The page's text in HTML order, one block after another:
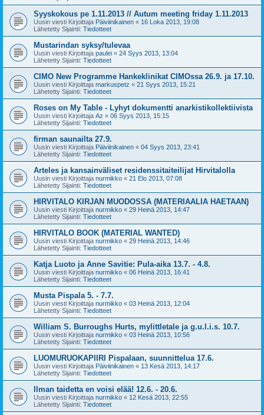
Syyskokous pe 1.11.2013 // Autum meeting friday 1.11.2013
Uusin viesti Kirjoittaja Päiviinikainen « 16 Loka 2013, 19:08
Lähetetty Sijainti: Tiedotteet
Mustarindan syksy/tulevaa
Uusin viesti Kirjoittaja paulei « 24 Syys 2013, 13:04
Lähetetty Sijainti: Tiedotteet
CIMO New Programme Hankeklinikat CIMOssa 26.9. ja 17.10.
Uusin viesti Kirjoittaja markuspetz « 21 Syys 2013, 15:21
Lähetetty Sijainti: Tiedotteet
Roses on My Table - Lyhyt dokumentti anarkistikollektiivista
Uusin viesti Kirjoittaja Az « 06 Syys 2013, 15:15
Lähetetty Sijainti: Tiedotteet
firman saunailta 27.9.
Uusin viesti Kirjoittaja Päiviinikainen « 04 Syys 2013, 23:41
Lähetetty Sijainti: Tiedotteet
Arteles ja kansainväliset residenssitaiteilijat Hirvitalolla
Uusin viesti Kirjoittaja nurmikko « 21 Elo 2013, 07:08
Lähetetty Sijainti: Tiedotteet
HIRVITALO KIRJAN MUODOSSA (MATERIAALIA HAETAAN)
Uusin viesti Kirjoittaja nurmikko « 29 Heinä 2013, 14:47
Lähetetty Sijainti: Tiedotteet
HIRVITALO BOOK (MATERIAL WANTED)
Uusin viesti Kirjoittaja nurmikko « 29 Heinä 2013, 14:46
Lähetetty Sijainti: Tiedotteet
Katja Luoto ja Anne Savitie: Pula-aika 13.7. - 4.8.
Uusin viesti Kirjoittaja nurmikko « 06 Heinä 2013, 16:41
Lähetetty Sijainti: Tiedotteet
Musta Pispala 5. - 7.7.
Uusin viesti Kirjoittaja nurmikko « 03 Heinä 2013, 12:04
Lähetetty Sijainti: Tiedotteet
William S. Burroughs Hurts, mylittletale ja g.u.l.i.s. 10.7.
Uusin viesti Kirjoittaja nurmikko « 03 Heinä 2013, 10:56
Lähetetty Sijainti: Tiedotteet
LUOMURUOKAPIIRI Pispalaan, suunnittelua 17.6.
Uusin viesti Kirjoittaja Päiviinikainen « 13 Kesä 2013, 14:17
Lähetetty Sijainti: Tiedotteet
Ilman taidetta en voisi elää! 12.6. - 20.6.
Uusin viesti Kirjoittaja nurmikko « 12 Kesä 2013, 22:55
Lähetetty Sijainti: Tiedotteet